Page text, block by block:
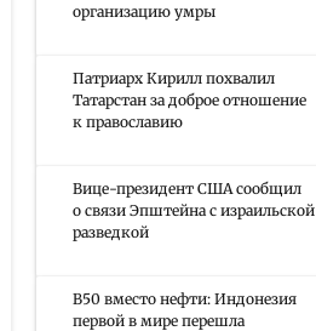
организацию умры
Патриарх Кирилл похвалил
Татарстан за доброе отношение
к православию
Вице-президент США сообщил
о связи Эпштейна с израильской
разведкой
B50 вместо нефти: Индонезия
первой в мире перешла